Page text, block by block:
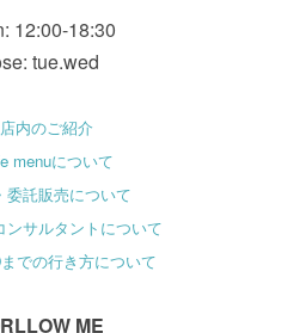
12:00-18:30
tue.wed
店内のご紹介
menuについて
委託販売について
ンサルタントについて
での行き方について
ME